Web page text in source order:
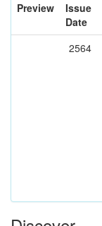
Preview
Issue
Date
2564